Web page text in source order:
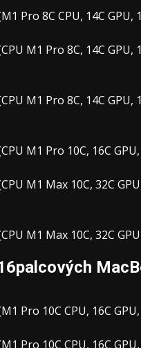
Pro 8C CPU, 14C
M1 Pro 8C, 14C
M1 Pro 8C, 14C GPU,
M1 Pro 10C, 16C
M1 Max 10C, 32C
M1 Max 10C, 32C
Pro 10C CPU, 16C
Pro 10C CPU, 16C